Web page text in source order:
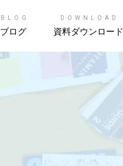
BLOG
ブログ
DOWNLOAD
資料ダウンロード